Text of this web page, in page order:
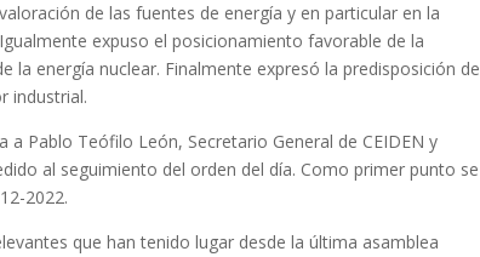
de las fuentes de energía y en particular en la
expuso el posicionamiento favorable de la
la energía nuclear. Finalmente expresó la predisposición de
industrial.
Pablo Teófilo León, Secretario General de CEIDEN y
al seguimiento del orden del día. Como primer punto se
2022.
que han tenido lugar desde la última asamblea